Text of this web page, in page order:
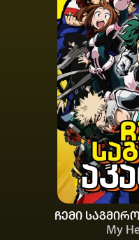
ONE PIECE Solo
თქვენი ძიების
ისტორია ცარიელია
სრული ისტორიის
ჩემი
My